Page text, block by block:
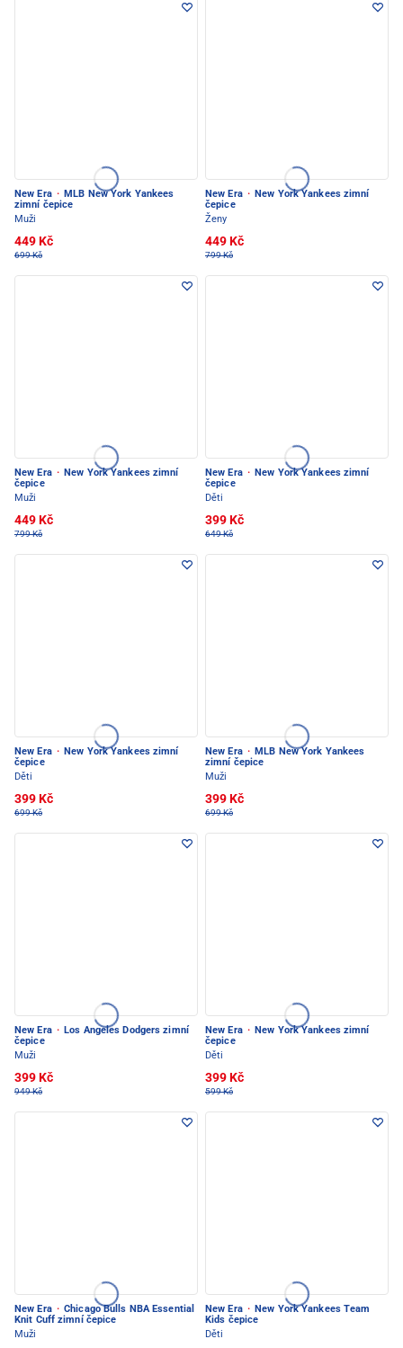
New Era · MLB New York Yankees
zimní čepice
Muži
449 Kč
699 Kč
New Era · New York Yankees zimní
čepice
Ženy
449 Kč
799 Kč
New Era · New York Yankees zimní
čepice
Muži
449 Kč
799 Kč
New Era · New York Yankees zimní
čepice
Děti
399 Kč
649 Kč
New Era · New York Yankees zimní
čepice
Děti
399 Kč
699 Kč
New Era · MLB New York Yankees
zimní čepice
Muži
399 Kč
699 Kč
New Era · Los Angeles Dodgers zimní
čepice
Muži
399 Kč
949 Kč
New Era · New York Yankees zimní
čepice
Děti
399 Kč
599 Kč
New Era · Chicago Bulls NBA Essential
Knit Cuff zimní čepice
Muži
New Era · New York Yankees Team
Kids čepice
Děti